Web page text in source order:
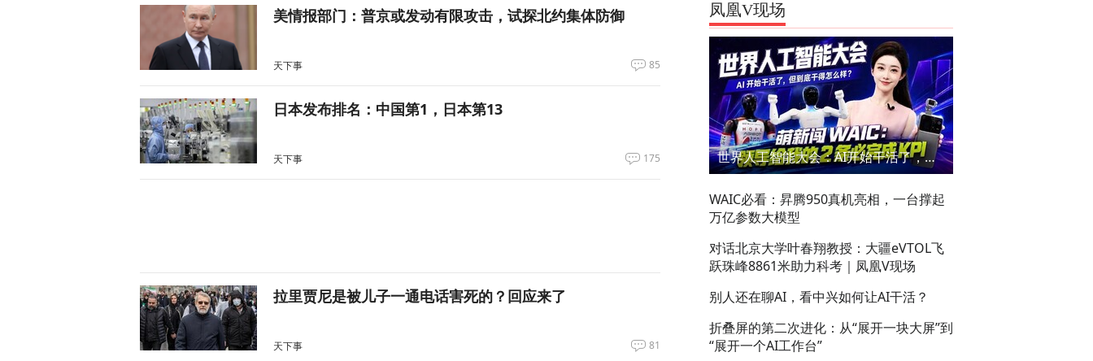
美情报部门：普京或发动有限攻击，试探北约集体防御
天下事 85
日本发布排名：中国第1，日本第13
天下事 175
拉里贾尼是被儿子一通电话害死的？回应来了
天下事 81
凤凰V现场
世界人工智能大会：AI开始干活了，但到底干的怎么样？萌新闯WAIC
WAIC必看：昇腾950真机亮相，一台撑起
万亿参数大模型
对话北京大学叶春翔教授：大疆eVTOL飞
跃珠峰8861米助力科考｜凤凰V现场
别人还在聊AI，看中兴如何让AI干活？
折叠屏的第二次进化：从“展开一块大屏”到
“展开一个AI工作台”